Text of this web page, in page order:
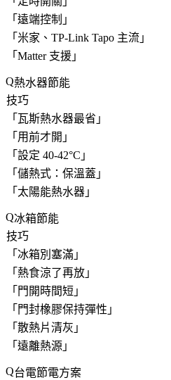
「 遠端控制 」
「 米家、TP-Link Tapo 主流 」
「 Matter 支援 」
熱水器節能
技巧
「 瓦斯熱水器最省 」
「 用前才開 」
「 設定 40-42°C 」
「 儲熱式：保溫蓋 」
「 太陽能熱水器 」
冰箱節能
技巧
「 冰箱別塞滿 」
「 熱食涼了再放 」
「 門開時間短 」
「 門封橡膠保持彈性 」
「 散熱片清灰 」
「 遠離熱源 」
台電節電方案